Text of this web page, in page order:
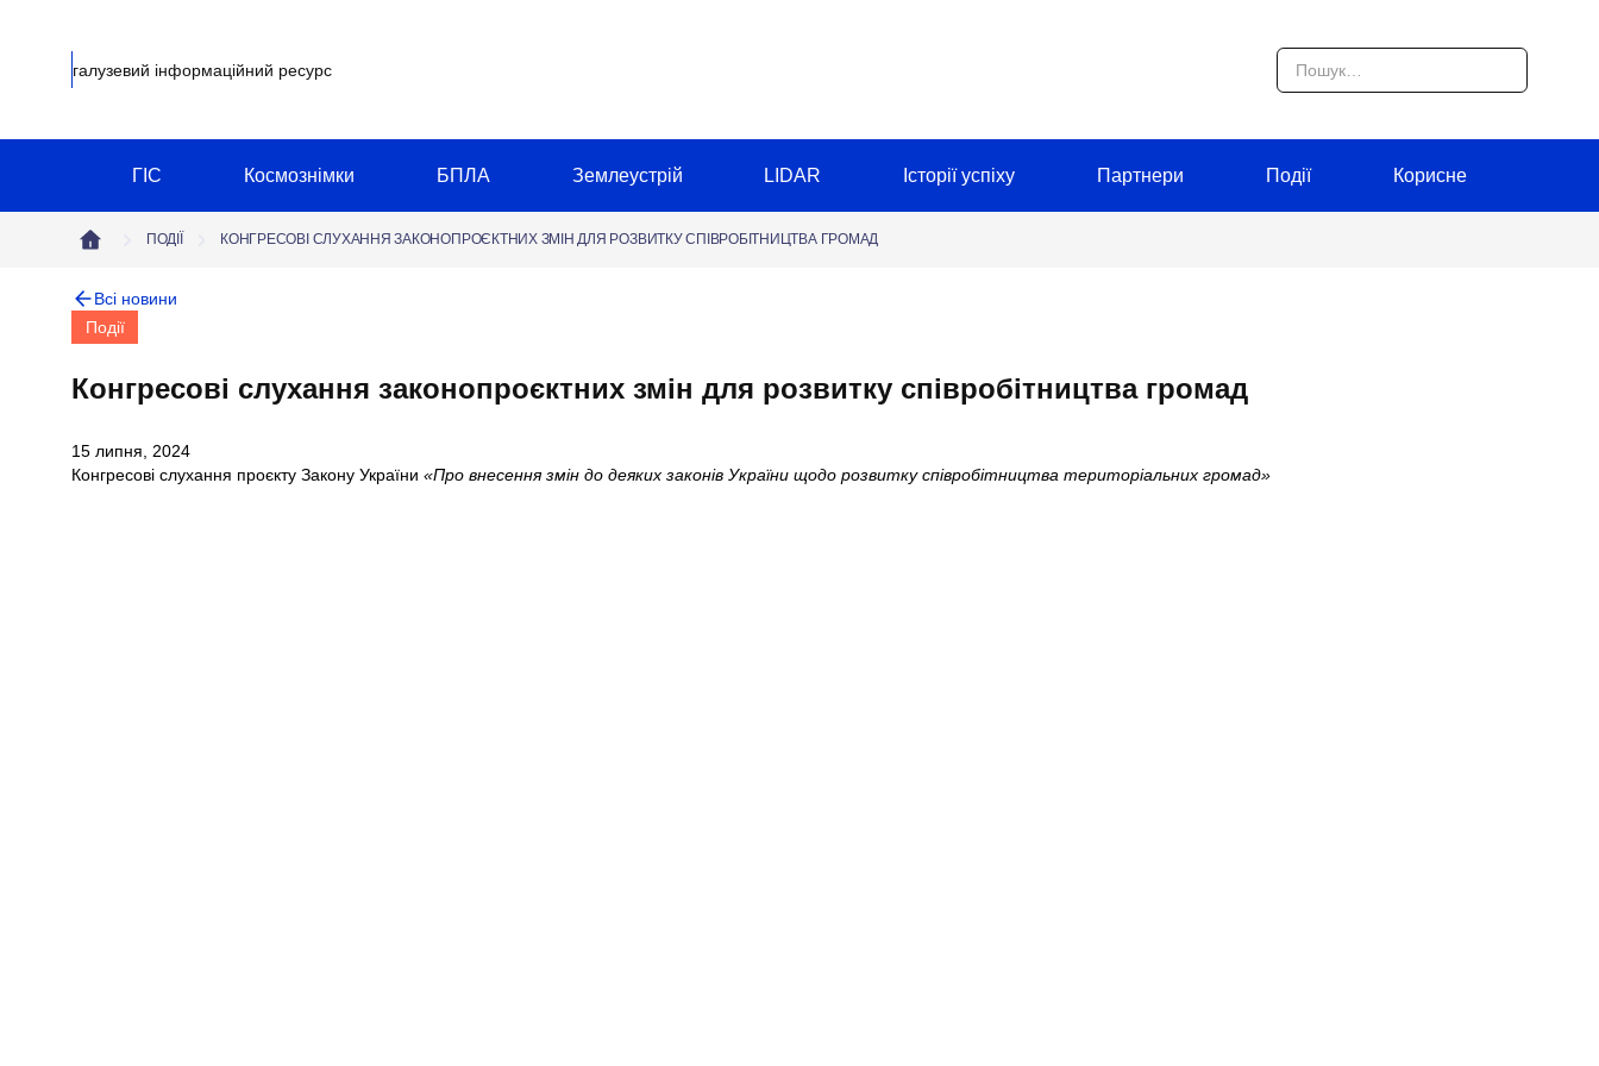
галузевий інформаційний ресурс
ГІС Космознімки БПЛА Землеустрій LIDAR Історії успіху Партнери Події Корисне
ПОДІЇ КОНГРЕСОВІ СЛУХАННЯ ЗАКОНОПРОЄКТНИХ ЗМІН ДЛЯ РОЗВИТКУ СПІВРОБІТНИЦТВА ГРОМАД
Всі новини
Події
Конгресові слухання законопроєктних змін для розвитку співробітництва громад
15 липня, 2024
Конгресові слухання проєкту Закону України «Про внесення змін до деяких законів України щодо розвитку співробітництва територіальних громад»